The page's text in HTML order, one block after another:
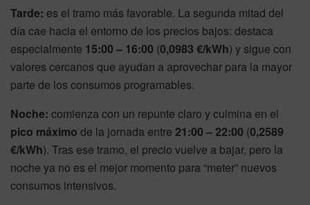
Tarde: es el tramo más favorable. La segunda mitad del
día cae hacia el entorno de los precios bajos: destaca
especialmente 15:00 – 16:00 (0,0983 €/kWh) y sigue con
valores cercanos que ayudan a aprovechar para la mayor
parte de los consumos programables.
Noche: comienza con un repunte claro y culmina en el
pico máximo de la jornada entre 21:00 – 22:00 (0,2589
€/kWh). Tras ese tramo, el precio vuelve a bajar, pero la
noche ya no es el mejor momento para “meter” nuevos
consumos intensivos.